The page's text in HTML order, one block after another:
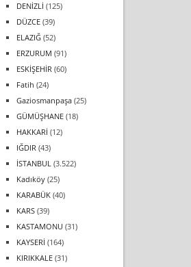
DENİZLİ (125)
DÜZCE(39)
ELAZIĞ(52)
ERZURUM (91)
ESKİŞEHİR (60)
Fatih (24)
Gaziosmanpaşa(25)
GÜMÜŞHANE(18)
HAKKARİ (12)
IĞDIR (43)
İSTANBUL (3.522)
Kadıköy(25)
KARABÜK(40)
KARS(39)
KASTAMONU (31)
KAYSERİ (164)
KIRIKKALE(31)